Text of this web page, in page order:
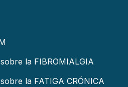
la FIBROMIALGIA
la FATIGA CRÓNICA